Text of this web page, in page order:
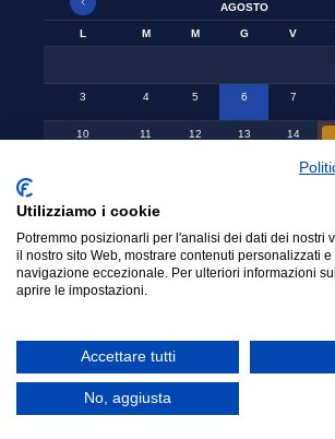
AGOSTO
L M M G V
3 4 5 6 7
10 11 12 13 14
24 25
31
90001140608
Netsmart Srls
Utilizziamo i cookie
Potremmo posizionarli per l'analisi dei dati dei nostri
il nostro sito Web, mostrare contenuti personalizzati
navigazione eccezionale. Per ulteriori informazioni
aprire le impostazioni.
Accettare tutti
No, aggiusta